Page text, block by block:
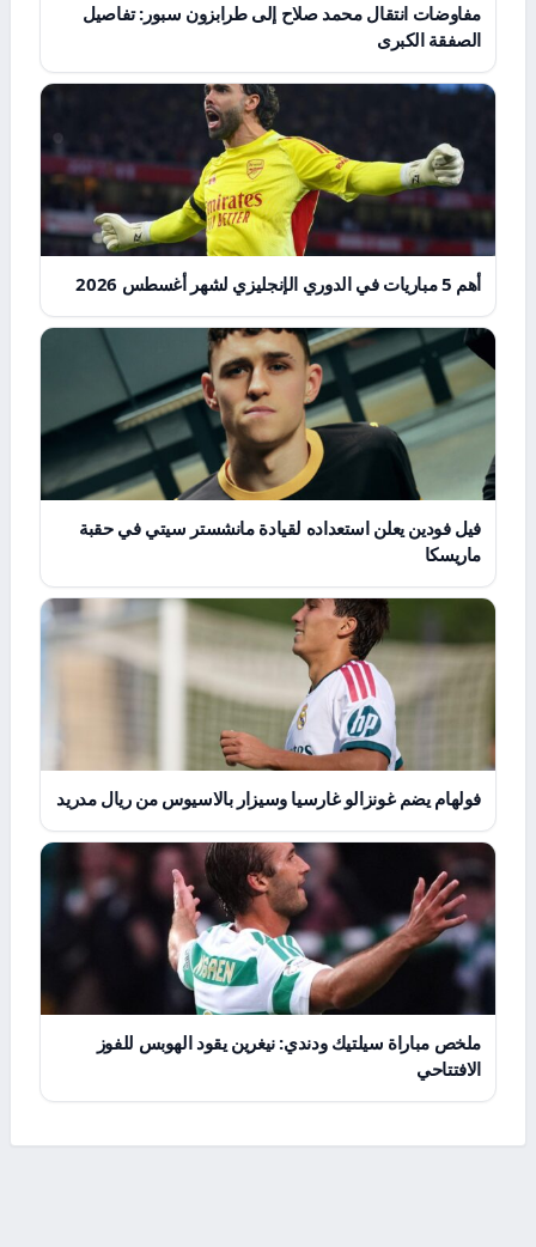
مفاوضات انتقال محمد صلاح إلى طرابزون سبور: تفاصيل
الصفقة الكبرى
أهم 5 مباريات في الدوري الإنجليزي لشهر أغسطس 2026
فيل فودين يعلن استعداده لقيادة مانشستر سيتي في حقبة
ماريسكا
فولهام يضم غونزالو غارسيا وسيزار بالاسيوس من ريال مدريد
ملخص مباراة سيلتيك ودندي: نيغرين يقود الهوبس للفوز
الافتتاحي